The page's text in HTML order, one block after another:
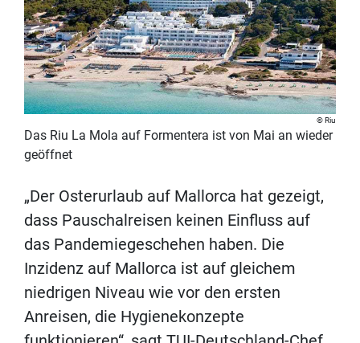
Riu
Das Riu La Mola auf Formentera ist von Mai an wieder
geöffnet
„Der Osterurlaub auf Mallorca hat gezeigt,
dass Pauschalreisen keinen Einfluss auf
das Pandemiegeschehen haben. Die
Inzidenz auf Mallorca ist auf gleichem
niedrigen Niveau wie vor den ersten
Anreisen, die Hygienekonzepte